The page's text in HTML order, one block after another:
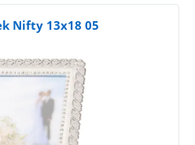
Nifty 13x18 05